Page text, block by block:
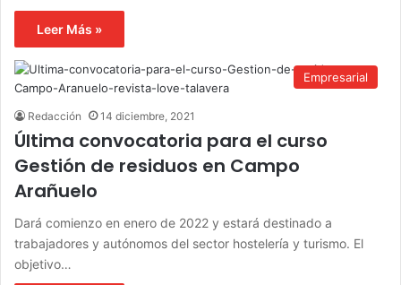
Leer Más »
Empresarial
Redacción 14 diciembre, 2021
Última convocatoria para el curso
Gestión de residuos en Campo
Arañuelo
Dará comienzo en enero de 2022 y estará destinado a
trabajadores y autónomos del sector hostelería y turismo. El
objetivo…